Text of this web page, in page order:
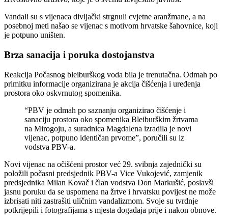
Vandali su s vijenaca divljački strgnuli cvjetne aranžmane, a na
posebnoj meti našao se vijenac s motivom hrvatske šahovnice, koji
je potpuno uništen.
Brza sanacija i poruka dostojanstva
Reakcija Počasnog bleiburškog voda bila je trenutačna. Odmah po
primitku informacije organizirana je akcija čišćenja i uređenja
prostora oko oskvrnutog spomenika.
“PBV je odmah po saznanju organizirao čišćenje i
sanaciju prostora oko spomenika Bleiburškim žrtvama
na Mirogoju, a suradnica Magdalena izradila je novi
vijenac, potpuno identičan prvome”, poručili su iz
vodstva PBV-a.
Novi vijenac na očišćeni prostor već 29. svibnja zajednički su
položili počasni predsjednik PBV-a Vice Vukojević, zamjenik
predsjednika Milan Kovač i član vodstva Don Markušić, poslavši
jasnu poruku da se uspomena na žrtve i hrvatsku povijest ne može
izbrisati niti zastrašiti uličnim vandalizmom. Svoje su tvrdnje
potkrijepili i fotografijama s mjesta događaja prije i nakon obnove.